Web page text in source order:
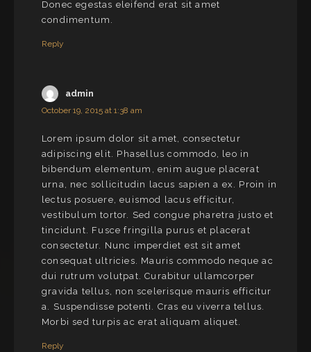
Donec egestas eleifend erat sit amet
condimentum.
Reply
admin
October 19, 2015 at 1:38 am
Lorem ipsum dolor sit amet, consectetur
adipiscing elit. Phasellus commodo, leo in
bibendum elementum, enim augue placerat
urna, nec sollicitudin lacus sapien a ex. Proin in
lectus posuere, euismod lacus efficitur,
vestibulum tortor. Sed congue pharetra justo et
tincidunt. Fusce fringilla purus et placerat
consectetur. Nunc imperdiet est sit amet
consequat ultricies. Mauris commodo neque ac
dui rutrum volutpat. Curabitur ullamcorper
gravida tellus, non scelerisque mauris efficitur
a. Suspendisse potenti. Cras eu viverra tellus.
Morbi sed turpis ac erat aliquam aliquet.
Reply